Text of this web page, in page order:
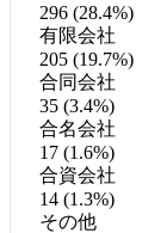
296 (28.4%)
有限会社
205 (19.7%)
合同会社
35 (3.4%)
合名会社
17 (1.6%)
合資会社
14 (1.3%)
その他